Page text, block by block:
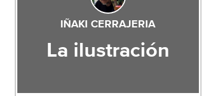
IÑAKI CERRAJERIA
La ilustración